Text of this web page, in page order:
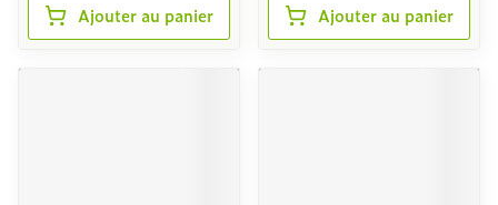
Ajouter au panier Ajouter au panier